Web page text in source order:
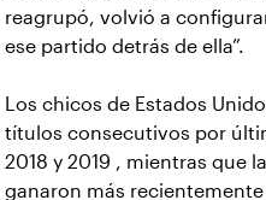
reagrupó, volvió a
ese partido detrás de ella”.
Los chicos de Estados
títulos consecutivos por
2018 y 2019 , mientras que
ganaron más recientemente